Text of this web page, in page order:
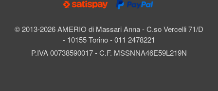
© 2013-2026 AMERIO di Massari Anna - C.so Vercelli 71/D
- 10155 Torino - 011 2478221
P.IVA 00738590017 - C.F. MSSNNA46E59L219N